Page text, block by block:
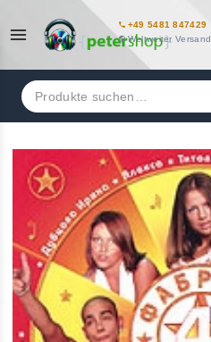
+49 5481 847429
Weltweiter Versand
Suchen
nach: